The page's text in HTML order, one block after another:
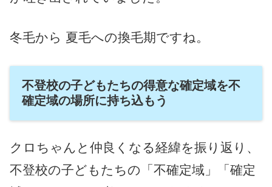
冬毛から 夏毛への換毛期ですね。
不登校の子どもたちの得意な確定域を不
確定域の場所に持ち込もう
クロちゃんと仲良くなる経緯を振り返り、
不登校の子どもたちの「不確定域」「確定